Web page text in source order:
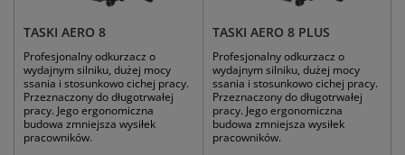
TASKI AERO 8
Profesjonalny odkurzacz o
wydajnym silniku, dużej mocy
ssania i stosunkowo cichej pracy.
Przeznaczony do długotrwałej
pracy. Jego ergonomiczna
budowa zmniejsza wysiłek
pracowników.
TASKI AERO 8 PLUS
Profesjonalny odkurzacz o
wydajnym silniku, dużej mocy
ssania i stosunkowo cichej pracy.
Przeznaczony do długotrwałej
pracy. Jego ergonomiczna
budowa zmniejsza wysiłek
pracowników.